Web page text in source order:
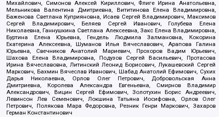
Михайлович, Симонов Алексей Кириллович, Флиге Ирина Анатольевна,
Мельникова Валентина Дмитриевна, Вититинова Елена Владимировна,
Баженова Светлана Куприяновна, Исаев Сергей Владимирович, Максимов
Сергей Владимирович, Беляев Сергей Иванович, Голубева Елена
Николаевна, Ганнушкина Светлана Алексеевна, Закс Елена Владимировна,
Буртина Елена Юрьевна, Гендель Людмила Залмановна, Кокорина
Екатерина Алексеевна, Шуманов Илья Вячеславович, Арапова Галина
Юрьевна, Свечников Анатолий Мариевич, Прохоров Вадим Юрьевич,
Шахова Елена Владимировна, Подузов Сергей Васильевич, Протасова
Ирина Вячеславовна, Литинский Леонид Борисович, Лукашевский Сергей
Маркович, Бахмин Вячеслав Иванович, Шабад Анатолий Ефимович, Сухих
Дарья Николаевна, Орлов Олег Петрович, Добровольская Анна
Дмитриевна, Королева Александра Евгеньевна, Смирнов Владимир
Александрович, Вицин Сергей Ефимович, Золотухин Борис Андреевич,
Левинсон Лев Семенович, Локшина Татьяна Иосифовна, Орлов Олег
Петрович, Полякова Мара Федоровна, Резник Генри Маркович, Захаров
Герман Константинович